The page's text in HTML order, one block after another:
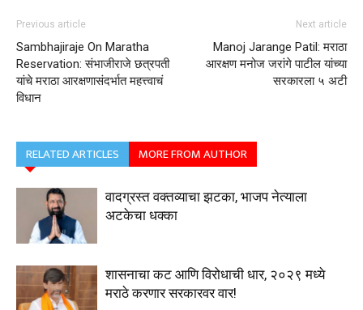
Previous article
Sambhajiraje On Maratha
Reservation: संभाजीराजे छत्रपती
यांचे मराठा आरक्षणासंदर्भात महत्त्वाचं
विधान
Next article
Manoj Jarange Patil: मराठा
आरक्षण मनोज जरांगे पाटील यांच्या
सरकारला ५ अटी
RELATED ARTICLES MORE FROM AUTHOR
वादग्रस्त वक्तव्याचा झटका, भाजप नेत्याला
अटकेचा धक्का
शासनाचा कट आणि विरोधाची धार, २०२९ मध्ये
मराठे करणार सरकारवर वार!